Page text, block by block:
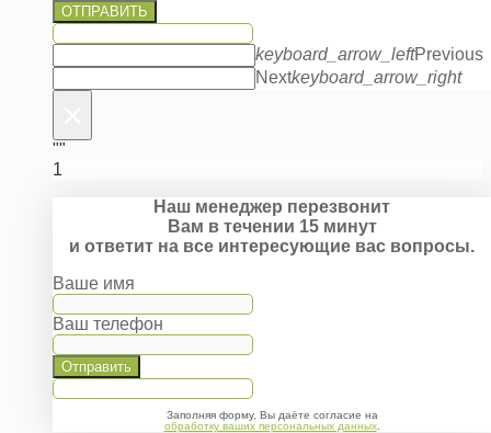
ОТПРАВИТЬ
keyboard_arrow_leftPrevious
Nextkeyboard_arrow_right
""
1
Наш менеджер перезвонит
Вам в течении 15 минут
и ответит на все интересующие вас вопросы.
Ваше имя
Ваш телефон
Отправить
Заполняя форму, Вы даёте согласие на
обработку ваших персональных данных.